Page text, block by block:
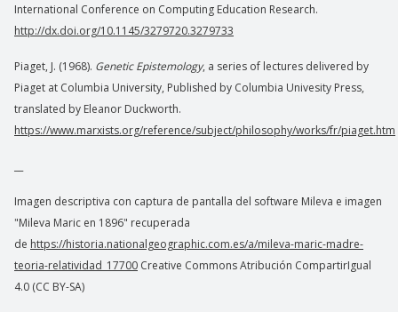
International Conference on Computing Education Research.
http://dx.doi.org/10.1145/3279720.3279733
Piaget, J. (1968). Genetic Epistemology, a series of lectures delivered by
Piaget at Columbia University, Published by Columbia Univesity Press,
translated by Eleanor Duckworth.
https://www.marxists.org/reference/subject/philosophy/works/fr/piaget.htm
Imagen descriptiva con captura de pantalla del software Mileva e imagen
"Mileva Maric en 1896" recuperada
de https://historia.nationalgeographic.com.es/a/mileva-maric-madre-
teoria-relatividad_17700 Creative Commons Atribución CompartirIgual
4.0 (CC BY-SA)